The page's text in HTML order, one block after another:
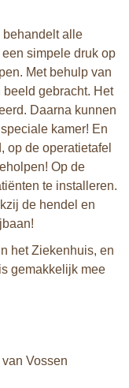
behandelt alle
simpele druk op
Met behulp van
gebracht. Het
Daarna kunnen
kamer! En
op de operatietafel
Op de
te installeren.
de hendel en
het Ziekenhuis, en
gemakkelijk mee
Vossen